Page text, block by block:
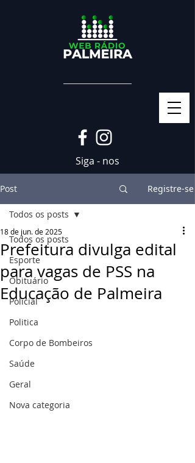
Siga - nos
Post Registre-se
Todos os posts
Esporte
Obituário
Policial
Politica
Corpo de Bombeiros
Saúde
Geral
Nova categoria
Todos os posts
Prefeitura divulga edital
para vagas de PSS na
Educação de Palmeira
18 de jun. de 2025